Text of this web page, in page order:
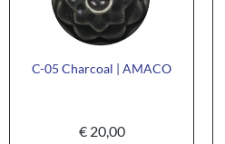
C-05 Charcoal | AMACO
€20,00